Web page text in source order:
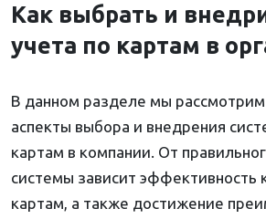
Как выбрать и
учета по картам в
В данном разделе мы
аспекты выбора и внедрения
картам в компании. От
системы зависит эффективность
картам, а также достижение